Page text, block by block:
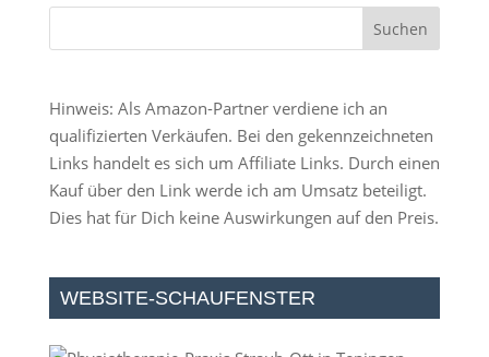
Hinweis: Als Amazon-Partner verdiene ich an
qualifizierten Verkäufen. Bei den gekennzeichneten
Links handelt es sich um Affiliate Links. Durch einen
Kauf über den Link werde ich am Umsatz beteiligt.
Dies hat für Dich keine Auswirkungen auf den Preis.
WEBSITE-SCHAUFENSTER